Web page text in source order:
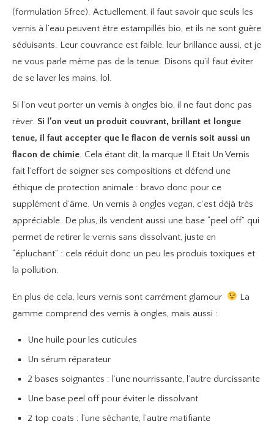
(formulation 5free). Actuellement, il faut savoir que seuls les
vernis à l’eau peuvent être estampillés bio, et ils ne sont guère
séduisants. Leur couvrance est faible, leur brillance aussi, et je
ne vous parle même pas de la tenue. Disons qu’il faut éviter
de se laver les mains, lol.
Si l’on veut porter un vernis à ongles bio, il ne faut donc pas
rêver. Si l’on veut un produit couvrant, brillant et longue
tenue, il faut accepter que le flacon de vernis soit aussi un
flacon de chimie. Cela étant dit, la marque Il Etait Un Vernis
fait l’effort de soigner ses compositions et défend une
éthique de protection animale : bravo donc pour ce
supplément d’âme. Un vernis à ongles vegan, c’est déjà très
appréciable. De plus, ils vendent aussi une base “peel off” qui
permet de retirer le vernis sans dissolvant, juste en
“épluchant” : cela réduit donc un peu les produis toxiques et
la pollution.
En plus de cela, leurs vernis sont carrément glamour
La
gamme comprend des vernis à ongles, mais aussi :
Une huile pour les cuticules
Un sérum réparateur
2 bases soignantes : l’une nourrissante, l’autre durcissante
Une base peel off pour éviter le dissolvant
2 top coats : l’une séchante, l’autre matifiante